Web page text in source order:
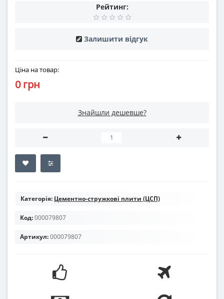
Рейтинг:
Залишити відгук
Ціна на товар:
0 грн
Знайшли дешевше?
Категорія: Цементно-стружкові плити (ЦСП)
Код:000079807
Артикул:000079807